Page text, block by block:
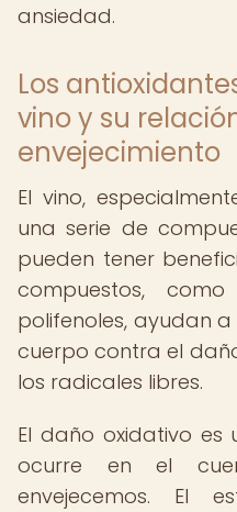
ansiedad.
Los
vino y su
envejecimiento
El vino,
una serie de
pueden tener
compuestos,
polifenoles, ayudan
cuerpo contra el
los radicales libres.
El daño oxidativo
ocurre en el
envejecemos. El